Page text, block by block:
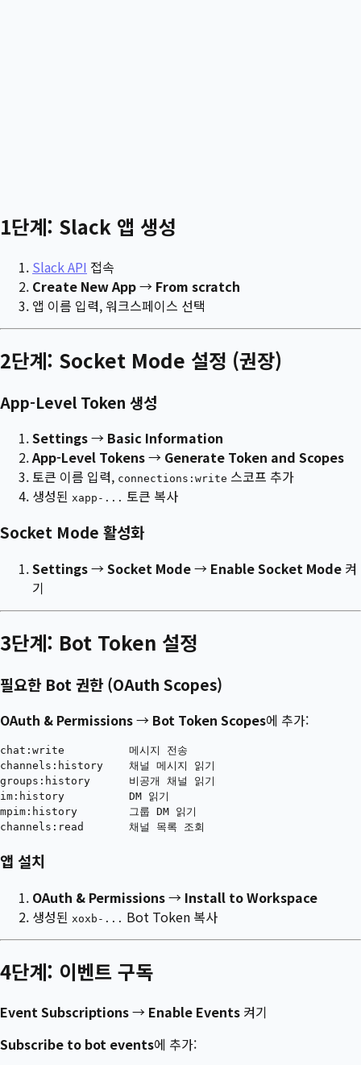
1단계: Slack 앱 생성
Slack API 접속
Create New App→ From scratch
앱 이름 입력, 워크스페이스 선택
2단계: Socket Mode 설정 (권장)
App-Level Token 생성
Settings→ Basic Information
App-Level Tokens→ Generate Token and Scopes
토큰 이름 입력, connections:write 스코프 추가
생성된 xapp-... 토큰 복사
Socket Mode 활성화
Settings→Socket Mode→ Enable Socket Mode 켜
기
3단계: Bot Token 설정
필요한 Bot 권한 (OAuth Scopes)
OAuth & Permissions→ Bot Token Scopes에 추가:
chat:write          메시지 전송
channels:history    채널 메시지 읽기
groups:history      비공개 채널 읽기
im:history          DM 읽기
mpim:history        그룹 DM 읽기
앱 설치
OAuth & Permissions→ Install to Workspace
생성된 xoxb-... Bot Token 복사
4단계: 이벤트 구독
Event Subscriptions→ Enable Events 켜기
Subscribe to bot events에 추가: